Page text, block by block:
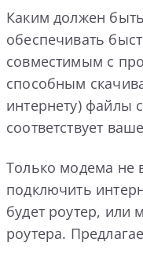
Каким должен
обеспечивать
совместимым с
способным
интернету) файлы
соответствует
Только модема не
подключить
будет роутер, или
роутера.